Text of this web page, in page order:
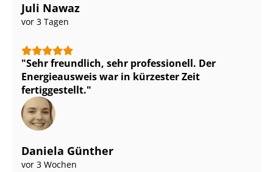
Juli Nawaz
vor 3 Tagen
Sehr freundlich, sehr professionell. Der
Energieausweis war in kürzester Zeit
fertiggestellt.
Daniela Günther
vor 3 Wochen